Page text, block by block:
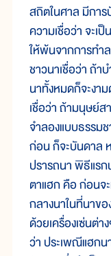
สถิตในศาล มีกา
ความเชื่อว่า จะเ
ให้พ้นจากการทำ
ชาวนาเชื่อว่า ถ้า
นาทั้งหมดก็จะงา
เชื่อว่า ถ้ามนุษย์
จำลองแบบธรรม
ก่อน ก็จะบันดาล
ปรารถนา พิธีแร
ตาแฮก คือ ก่อนจ
กลางนาในที่นาข
ด้วยเครื่องเซ่นต่
ว่า ประเพณีแฮก